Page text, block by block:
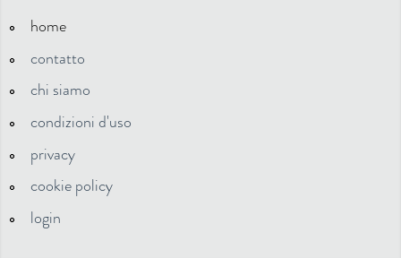
home
contatto
chi siamo
condizioni d'uso
privacy
cookie policy
login